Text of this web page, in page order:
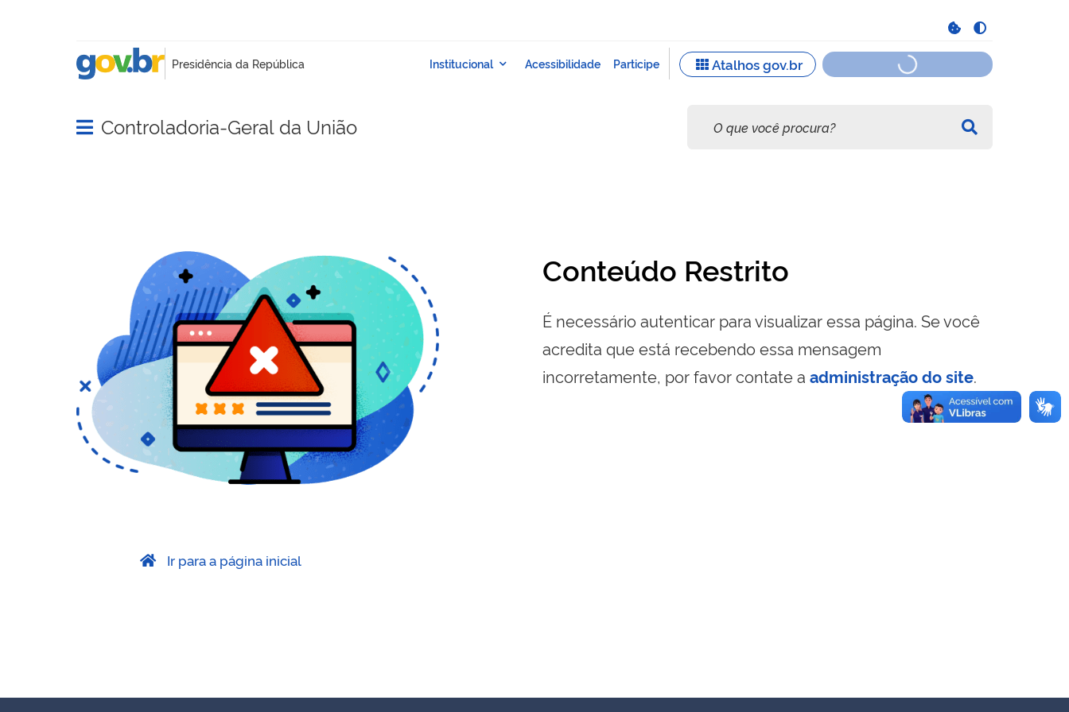
Abrir menu principal de navegação
Controladoria-Geral da União
Conteúdo Restrito
É necessário autenticar para visualizar essa página. Se você
acredita que está recebendo essa mensagem
incorretamente, por favor contate a administração do site.
Ir para a página inicial